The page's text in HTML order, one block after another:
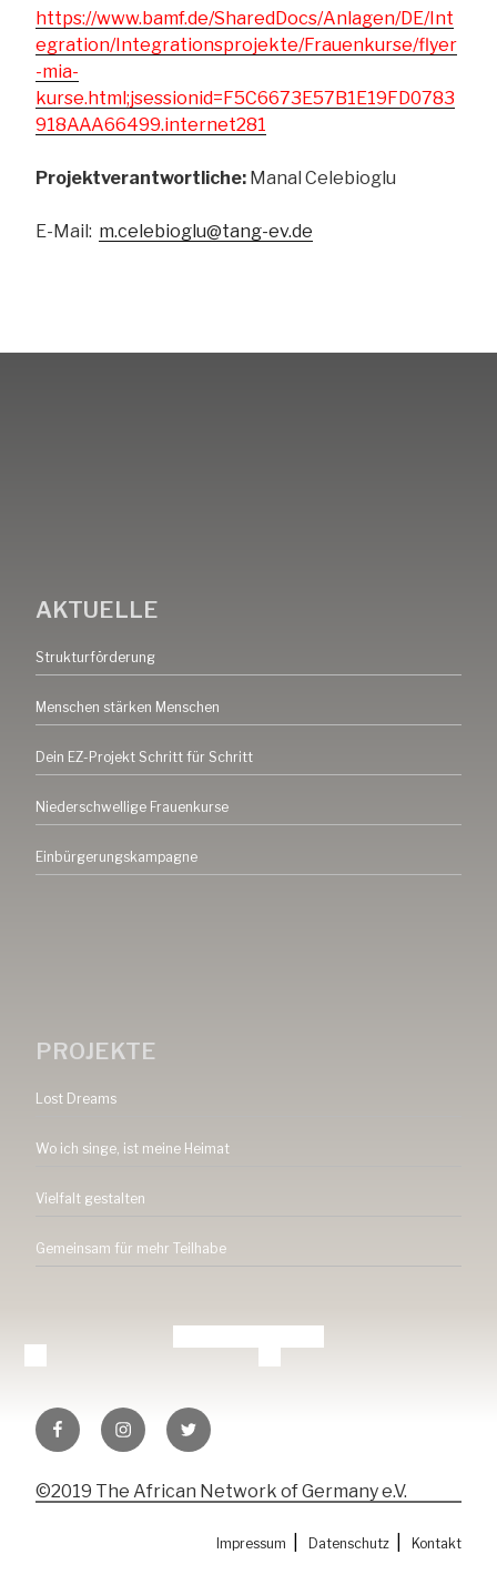
https://www.bamf.de/SharedDocs/Anlagen/DE/Int
egration/Integrationsprojekte/Frauenkurse/flyer
-mia-
kurse.html;jsessionid=F5C6673E57B1E19FD0783
918AAA66499.internet281
Projektverantwortliche: Manal Celebioglu
E-Mail: m.celebioglu@tang-ev.de
AKTUELLE
Strukturförderung
Menschen stärken Menschen
Dein EZ-Projekt Schritt für Schritt
Niederschwellige Frauenkurse
Einbürgerungskampagne
PROJEKTE
Lost Dreams
Wo ich singe, ist meine Heimat
Vielfalt gestalten
Gemeinsam für mehr Teilhabe
Tang-
ev.de
facebook
Tang-
ev.de
Instagramm
Tang-
ev.de
Twitter
©2019 The African Network of Germany e.V.
Impressum Datenschutz Kontakt